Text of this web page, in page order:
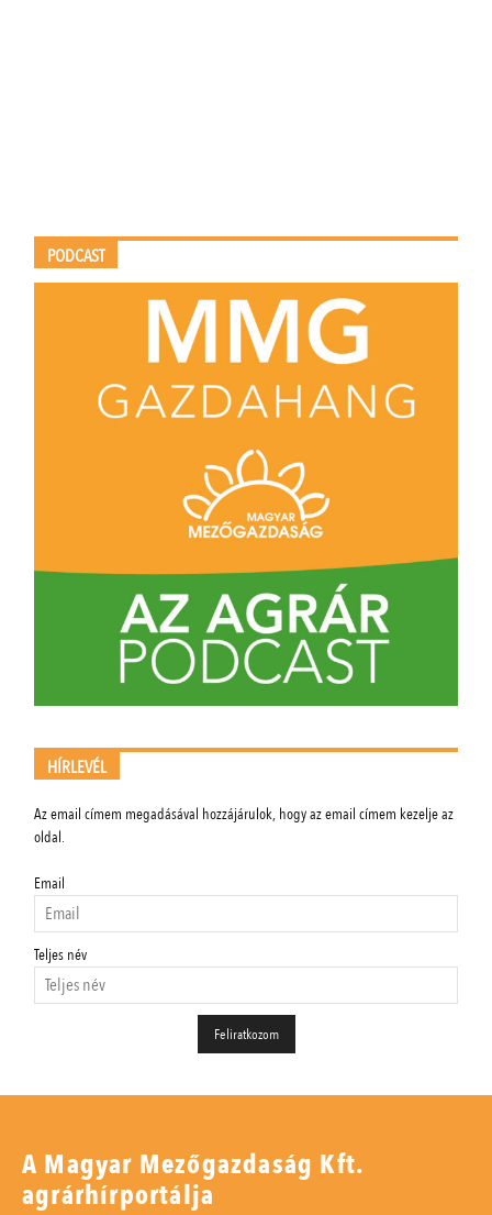
PODCAST
HÍRLEVÉL
Az email címem megadásával hozzájárulok, hogy az email címem kezelje az
oldal.
Email
Teljes név
A Magyar Mezőgazdaság Kft.
agrárhírportálja